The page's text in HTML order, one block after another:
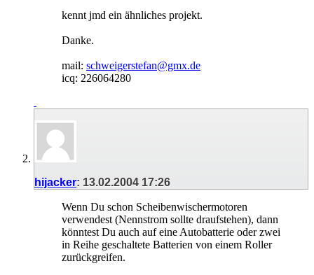
kennt jmd ein ähnliches projekt.
Danke.
mail: schweigerstefan@gmx.de
icq: 226064280
hijacker: 13.02.2004 17:26
Wenn Du schon Scheibenwischermotoren
verwendest (Nennstrom sollte draufstehen), dann
könntest Du auch auf eine Autobatterie oder zwei
in Reihe geschaltete Batterien von einem Roller
zurückgreifen.